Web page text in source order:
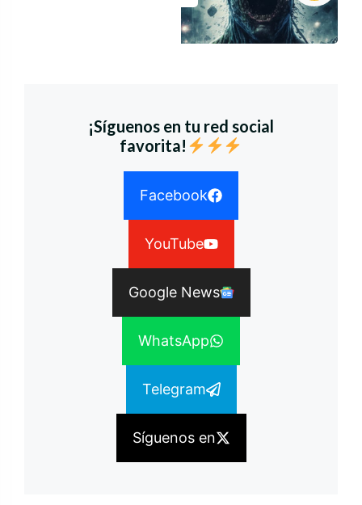
¡Síguenos en tu red social
favorita!
Facebook
YouTube
Google News
WhatsApp
Telegram
Síguenos en